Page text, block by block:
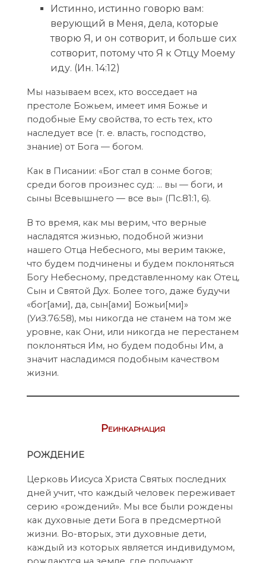
Истинно, истинно говорю вам:
верующий в Меня, дела, которые
творю Я, и он сотворит, и больше сих
сотворит, потому что Я к Отцу Моему
иду. (Ин. 14:12)
Мы называем всех, кто восседает на
престоле Божьем, имеет имя Божье и
подобные Ему свойства, то есть тех, кто
наследует все (т. е. власть, господство,
знание) от Бога — богом.
Как в Писании: «Бог стал в сонме богов;
среди богов произнес суд: … вы — боги, и
сыны Всевышнего — все вы» (Пс.81:1, 6).
В то время, как мы верим, что верные
насладятся жизнью, подобной жизни
нашего Отца Небесного, мы верим также,
что будем подчинены и будем поклоняться
Богу Небесному, представленному как Отец,
Сын и Святой Дух. Более того, даже будучи
«бог[ами], да, сын[ами] Божьи[ми]»
(УиЗ.76:58), мы никогда не станем на том же
уровне, как Они, или никогда не перестанем
поклоняться Им, но будем подобны Им, а
значит насладимся подобным качеством
жизни.
Реинкарнация
РОЖДЕНИЕ
Церковь Иисуса Христа Святых последних
дней учит, что каждый человек переживает
серию «рождений». Мы все были рождены
как духовные дети Бога в предсмертной
жизни. Во-вторых, эти духовные дети,
каждый из которых является индивидумом,